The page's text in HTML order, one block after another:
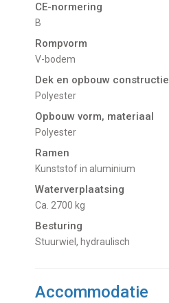
CE-normering
B
Rompvorm
V-bodem
Dek en opbouw constructie
Polyester
Opbouw vorm, materiaal
Polyester
Ramen
Kunststof in aluminium
Waterverplaatsing
Ca. 2700 kg
Besturing
Stuurwiel, hydraulisch
Accommodatie